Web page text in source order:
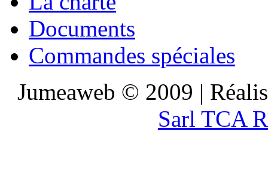
Documents
Commandes spéciales
Jumeaweb © 2009 |
Sarl TCA